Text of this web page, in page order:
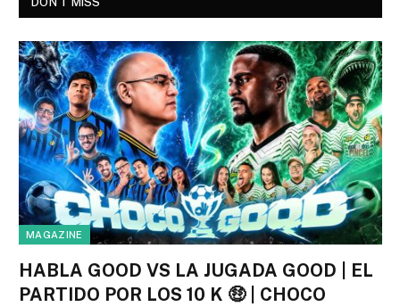
MAGAZINE
HABLA GOOD VS LA JUGADA GOOD | EL
PARTIDO POR LOS 10 K 🤑 | CHOCO